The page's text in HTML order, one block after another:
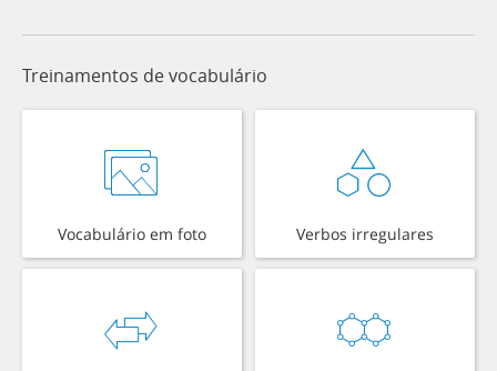
Treinamentos de vocabulário
Vocabulário em foto Verbos irregulares